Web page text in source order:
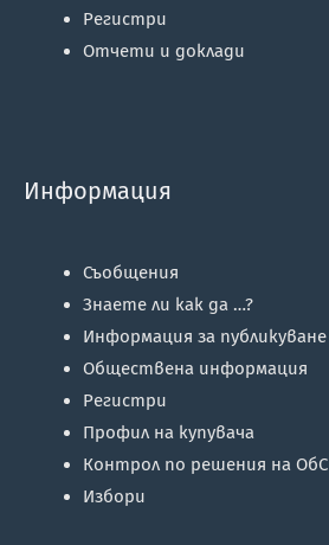
Регистри
Отчети и доклади
Информация
Съобщения
Знаете ли как да …?
Информация за публикуване
Обществена информация
Регистри
Профил на купувача
Контрол по решения на ОбС
Избори